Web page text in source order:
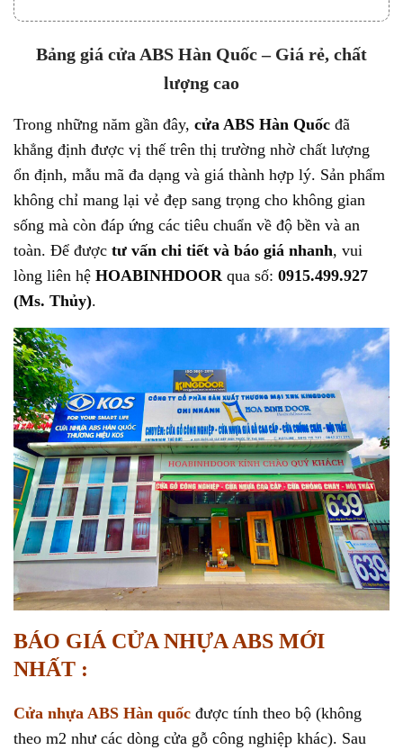
Bảng giá cửa ABS Hàn Quốc – Giá rẻ, chất
lượng cao
Trong những năm gần đây, cửa ABS Hàn Quốc đã
khẳng định được vị thế trên thị trường nhờ chất lượng
ổn định, mẫu mã đa dạng và giá thành hợp lý. Sản phẩm
không chỉ mang lại vẻ đẹp sang trọng cho không gian
sống mà còn đáp ứng các tiêu chuẩn về độ bền và an
toàn. Để được tư vấn chi tiết và báo giá nhanh, vui
lòng liên hệ HOABINHDOORqua số: 0915.499.927
(Ms. Thủy).
BÁO GIÁ CỬA NHỰA ABS MỚI
NHẤT :
Cửa nhựa ABS Hàn quốc được tính theo bộ (không
theo m2 như các dòng cửa gỗ công nghiệp khác). Sau